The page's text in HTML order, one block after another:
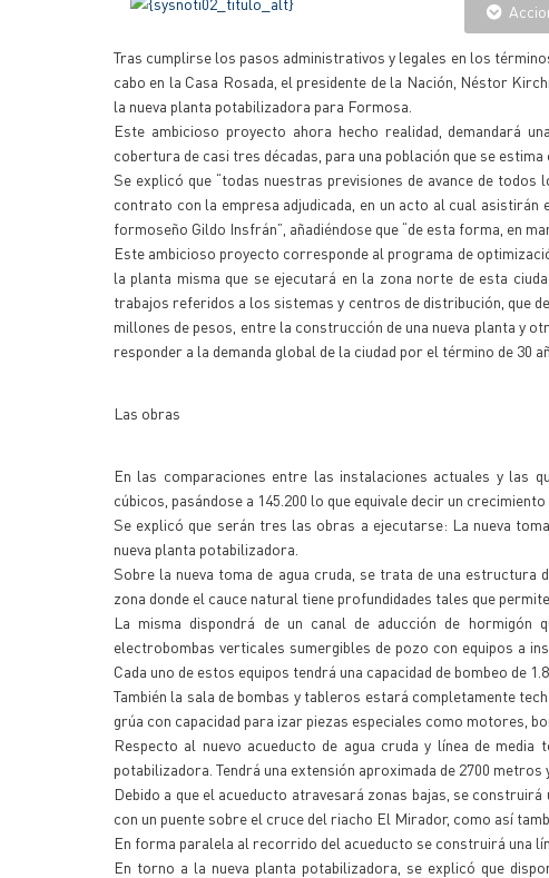
Tras cumplirse los pasos administrativos y legales en los
cabo en la Casa Rosada, el presidente de la Nación, Néstor
la nueva planta potabilizadora para Formosa.
Este ambicioso proyecto ahora hecho realidad, demandará
cobertura de casi tres décadas, para una población que se
Se explicó que “todas nuestras previsiones de avance de
contrato con la empresa adjudicada, en un acto al cual
formoseño Gildo Insfrán”, añadiéndose que “de esta forma, en
Este ambicioso proyecto corresponde al programa de
la planta misma que se ejecutará en la zona norte de esta
trabajos referidos a los sistemas y centros de distribución, que
millones de pesos, entre la construcción de una nueva planta y
responder a la demanda global de la ciudad por el término de 30
Las obras
En las comparaciones entre las instalaciones actuales y las
cúbicos, pasándose a 145.200 lo que equivale decir un
Se explicó que serán tres las obras a ejecutarse: La nueva
nueva planta potabilizadora.
Sobre la nueva toma de agua cruda, se trata de una estructura
zona donde el cauce natural tiene profundidades tales que
La misma dispondrá de un canal de aducción de
electrobombas verticales sumergibles de pozo con equipos a
Cada uno de estos equipos tendrá una capacidad de bombeo de
También la sala de bombas y tableros estará completamente
grúa con capacidad para izar piezas especiales como motores,
Respecto al nuevo acueducto de agua cruda y línea de
potabilizadora. Tendrá una extensión aproximada de 2700
Debido a que el acueducto atravesará zonas bajas, se
con un puente sobre el cruce del riacho El Mirador, como así
En forma paralela al recorrido del acueducto se construirá una
En torno a la nueva planta potabilizadora, se explicó que